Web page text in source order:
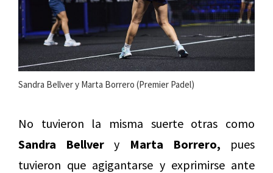
Sandra Bellver y Marta Borrero (Premier Padel)
No tuvieron la misma suerte otras como
Sandra Bellver y Marta Borrero, pues
tuvieron que agigantarse y exprimirse ante